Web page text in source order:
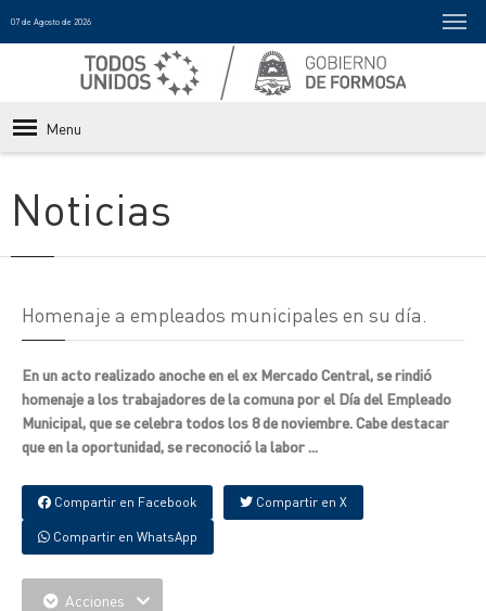
07 de Agosto de 2026
Menu
Noticias
Homenaje a empleados municipales en su día.
En un acto realizado anoche en el ex Mercado Central, se rindió
homenaje a los trabajadores de la comuna por el Día del Empleado
Municipal, que se celebra todos los 8 de noviembre. Cabe destacar
que en la oportunidad, se reconoció la labor ...
Compartir en Facebook Compartir en X
Compartir en WhatsApp
Acciones